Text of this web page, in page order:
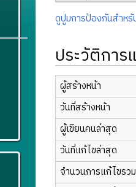
ดูปูมการป้องกันสำหรั
ประวัติการ
ผู้สร้างหน้า
วันที่สร้างหน้า
ผู้เขียนคนล่าสุด
วันที่แก้ไขล่าสุด
จำนวนการแก้ไขรวม